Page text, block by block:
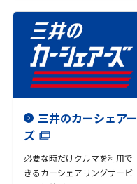
三井のカーシェアー
ズ
必要な時だけクルマを利用で
きるカーシェアリングサービ